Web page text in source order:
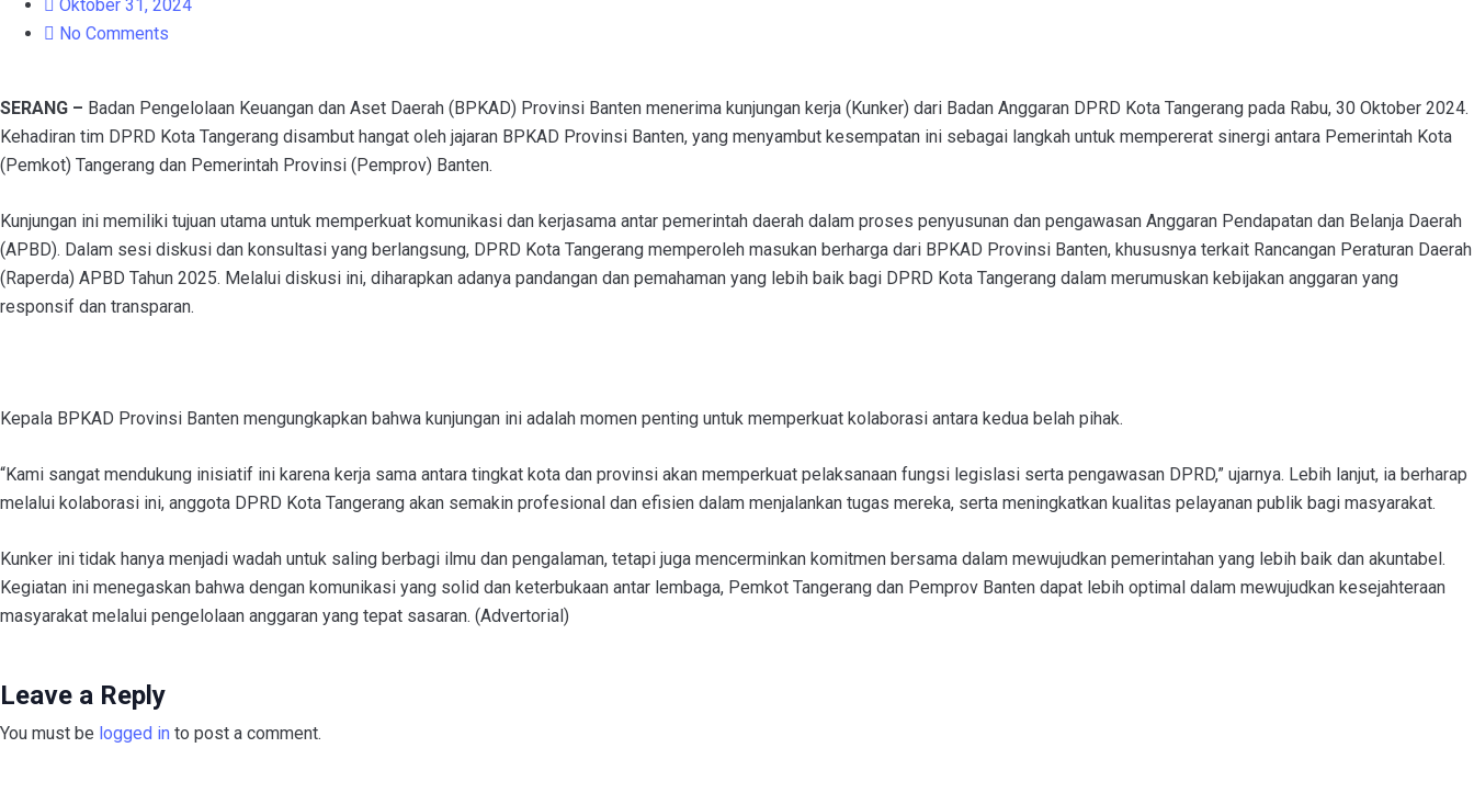
Oktober 31, 2024
No Comments
SERANG – Badan Pengelolaan Keuangan dan Aset Daerah (BPKAD) Provinsi Banten menerima kunjungan kerja (Kunker) dari Badan Anggaran DPRD Kota Tangerang pada Rabu, 30 Oktober 2024.
Kehadiran tim DPRD Kota Tangerang disambut hangat oleh jajaran BPKAD Provinsi Banten, yang menyambut kesempatan ini sebagai langkah untuk mempererat sinergi antara Pemerintah Kota
(Pemkot) Tangerang dan Pemerintah Provinsi (Pemprov) Banten.
Kunjungan ini memiliki tujuan utama untuk memperkuat komunikasi dan kerjasama antar pemerintah daerah dalam proses penyusunan dan pengawasan Anggaran Pendapatan dan Belanja Daerah
(APBD). Dalam sesi diskusi dan konsultasi yang berlangsung, DPRD Kota Tangerang memperoleh masukan berharga dari BPKAD Provinsi Banten, khususnya terkait Rancangan Peraturan Daerah
(Raperda) APBD Tahun 2025. Melalui diskusi ini, diharapkan adanya pandangan dan pemahaman yang lebih baik bagi DPRD Kota Tangerang dalam merumuskan kebijakan anggaran yang
responsif dan transparan.
Kepala BPKAD Provinsi Banten mengungkapkan bahwa kunjungan ini adalah momen penting untuk memperkuat kolaborasi antara kedua belah pihak.
“Kami sangat mendukung inisiatif ini karena kerja sama antara tingkat kota dan provinsi akan memperkuat pelaksanaan fungsi legislasi serta pengawasan DPRD,” ujarnya. Lebih lanjut, ia berharap
melalui kolaborasi ini, anggota DPRD Kota Tangerang akan semakin profesional dan efisien dalam menjalankan tugas mereka, serta meningkatkan kualitas pelayanan publik bagi masyarakat.
Kunker ini tidak hanya menjadi wadah untuk saling berbagi ilmu dan pengalaman, tetapi juga mencerminkan komitmen bersama dalam mewujudkan pemerintahan yang lebih baik dan akuntabel.
Kegiatan ini menegaskan bahwa dengan komunikasi yang solid dan keterbukaan antar lembaga, Pemkot Tangerang dan Pemprov Banten dapat lebih optimal dalam mewujudkan kesejahteraan
masyarakat melalui pengelolaan anggaran yang tepat sasaran. (Advertorial)
Leave a Reply
You must be logged in to post a comment.